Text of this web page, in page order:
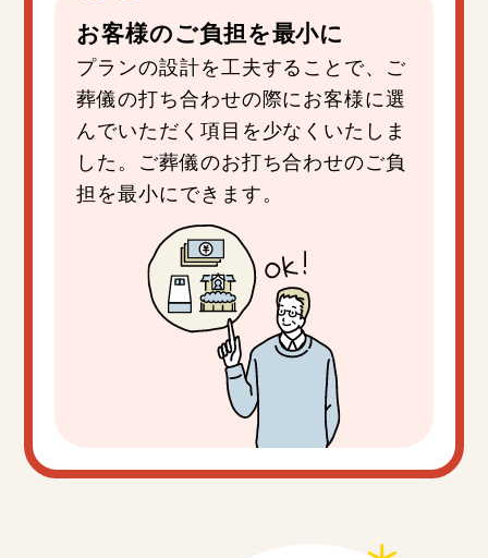
お客様のご負担を最小に
プランの設計を工夫することで、ご
葬儀の打ち合わせの際にお客様に選
んでいただく項目を少なくいたしま
した。ご葬儀のお打ち合わせのご負
担を最小にできます。